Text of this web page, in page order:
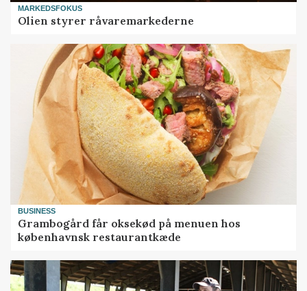
MARKEDSFOKUS
Olien styrer råvaremarkederne
BUSINESS
Grambogård får oksekød på menuen hos
københavnsk restaurantkæde